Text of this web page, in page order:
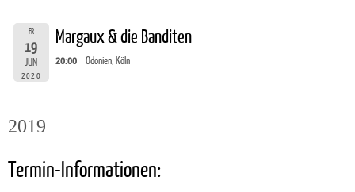
FR
19
JUN
2020
Margaux & die Banditen
20:00 Odonien, Köln
2019
Termin-Informationen: